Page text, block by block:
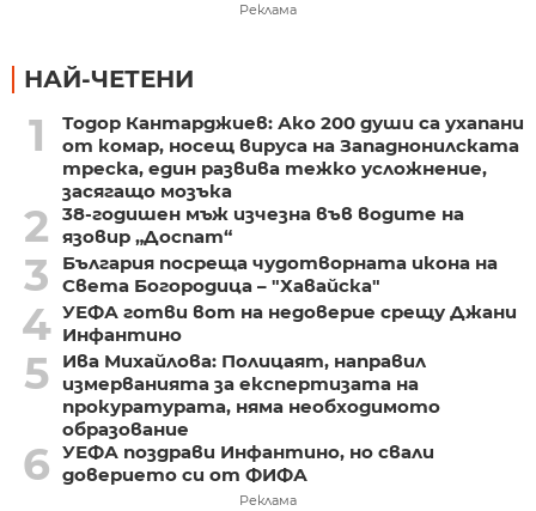
Реклама
НАЙ-ЧЕТЕНИ
1
Тодор Кантарджиев: Ако 200 души са ухапани
от комар, носещ вируса на Западнонилската
треска, един развива тежко усложнение,
засягащо мозъка
2
38-годишен мъж изчезна във водите на
язовир „Доспат“
3
България посреща чудотворната икона на
Света Богородица – "Хавайска"
4 УЕФА готви вот на недоверие срещу Джани
Инфантино
5
Ива Михайлова: Полицаят, направил
измерванията за експертизата на
прокуратурата, няма необходимото
образование
6 УЕФА поздрави Инфантино, но свали
доверието си от ФИФА
Реклама